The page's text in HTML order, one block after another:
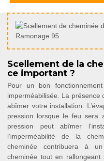
Scellement de la
ce important ?
Pour un bon
imperméabilisée. La présence
abîmer votre installation.
pression lorsque le feu sera
pression peut abîmer
l’imperméabilité de la
cheminée contribuera à
cheminée tout en